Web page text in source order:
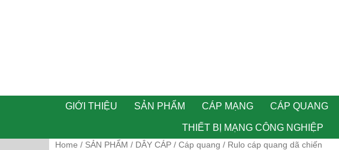
GIỚI THIỆU SẢN PHẨM CÁP MẠNG CÁP QUANG
THIẾT BỊ MẠNG CÔNG NGHIỆP
Home / SẢN PHẨM / DÂY CÁP/ Cáp quang / Rulo cáp quang dã chiến